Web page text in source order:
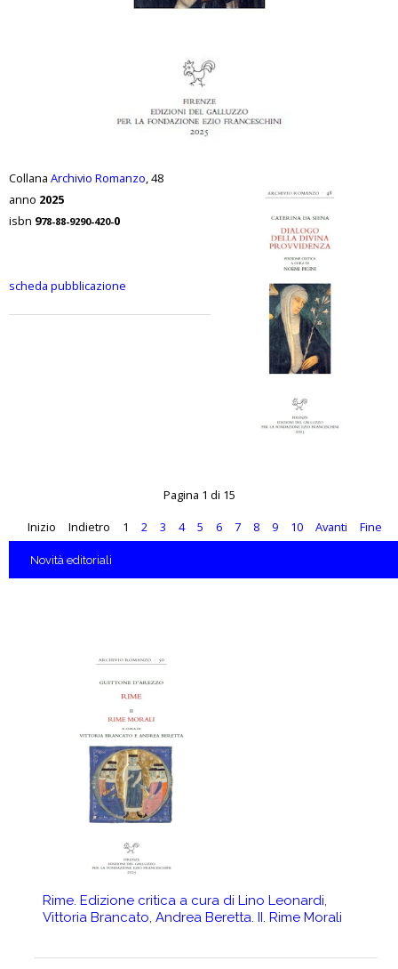
Collana Archivio Romanzo, 48
anno 2025
isbn 978-88-9290-420-0
scheda pubblicazione
Pagina 1 di 15
Inizio
Indietro 1 2 3 4 5 6 7 8 9 10 Avanti Fine
Novità editoriali
Rime. Edizione critica a cura di Lino Leonardi,
Vittoria Brancato, Andrea Beretta. II. Rime Morali